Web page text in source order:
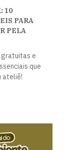
10
PARA
PELA
e
que
ateliê!